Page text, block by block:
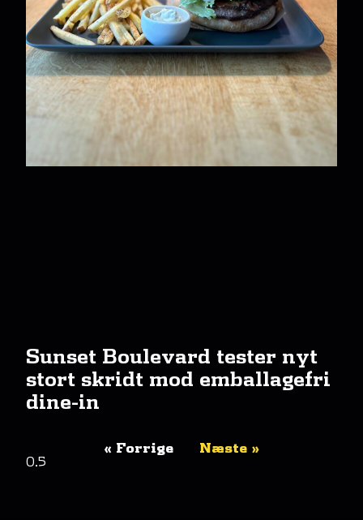
Sunset Boulevard tester nyt
stort skridt mod emballagefri
dine-in
« Forrige Næste »